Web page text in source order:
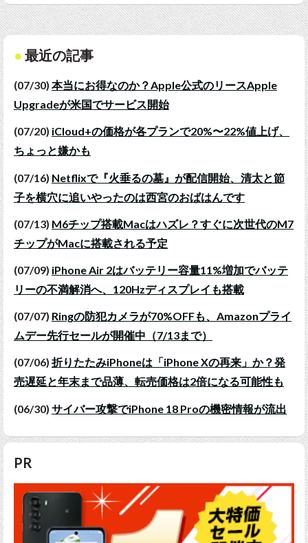
最近の記事
(07/30) 本当にお得なのか？Apple公式のリースApple
Upgradeが米国でサービス開始
(07/20) iCloud+の価格が各プランで20%〜22%値上げ、
ちょっと嫌かも
(07/16) Netflixで『火垂るの墓』が配信開始、清太と節
子を横穴に追いやったのは西宮のおばはんです
(07/13) M6チップ搭載Macはハズレ？すぐに次世代のM7
チップがMacに搭載される予定
(07/09) iPhone Air 2はバッテリー容量11%増加でバッテ
リーの不満解消へ、120Hzディスプレイも搭載
(07/07) Ringの防犯カメラが70%OFFも、Amazonプライ
ムデー先行セールが開催中（7/13まで）
(07/06) 折りたたみiPhoneは「iPhone Xの再来」か？発
売遅延と年末まで品薄、転売価格は2倍になる可能性も
(06/30) サイバー攻撃でiPhone 18 Proの機密情報が流出
PR